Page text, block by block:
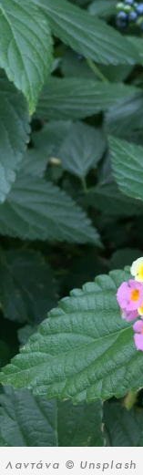
Λαντάνα © Unsplash